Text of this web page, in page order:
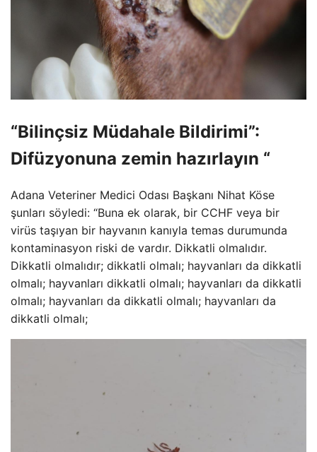
“Bilinçsiz Müdahale Bildirimi”:
Difüzyonuna zemin hazırlayın “
Adana Veteriner Medici Odası Başkanı Nihat Köse
şunları söyledi: “Buna ek olarak, bir CCHF veya bir
virüs taşıyan bir hayvanın kanıyla temas durumunda
kontaminasyon riski de vardır. Dikkatli olmalıdır.
Dikkatli olmalıdır; dikkatli olmalı; hayvanları da dikkatli
olmalı; hayvanları dikkatli olmalı; hayvanları da dikkatli
olmalı; hayvanları da dikkatli olmalı; hayvanları da
dikkatli olmalı;